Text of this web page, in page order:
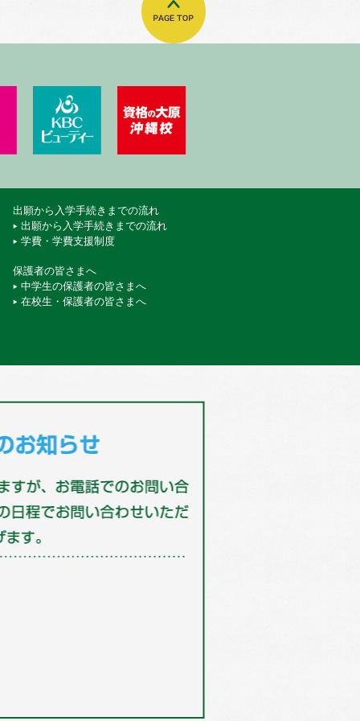
・エアライン＆ブライダル専門学校
KBCペットワールド専門学校
出願から入学手続きまでの流れ
出願から入学手続きまでの流れ
学費・学費支援制度
保護者の皆さまへ
中学生の保護者の皆さまへ
在校生・保護者の皆さまへ